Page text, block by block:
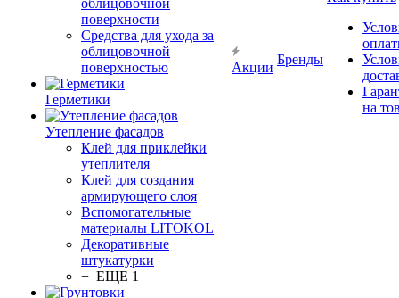
облицовочной
поверхности
Средства для ухода за
облицовочной
поверхностью
Герметики
Утепление фасадов
Клей для приклейки
утеплителя
Клей для создания
армирующего слоя
Вспомогательные
материалы LITOKOL
Декоративные
штукатурки
+ ЕЩЕ 1
Акции
Бренды
на